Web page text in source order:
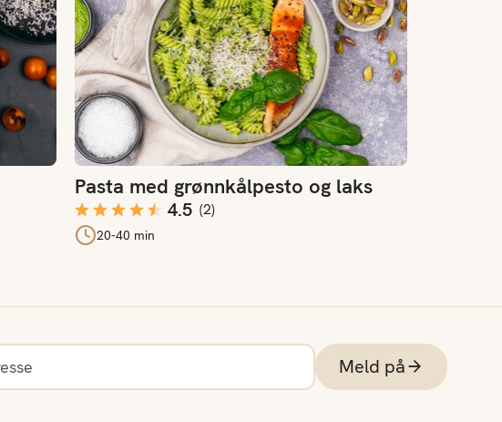
Pasta med grønnkålpesto og laks
4.5 (2)
20-40 min
Meld på